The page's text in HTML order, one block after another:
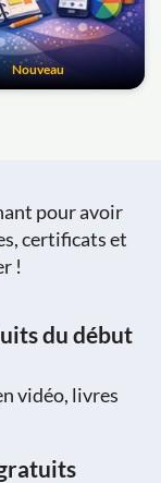
Nouveau
pour avoir
certificats et
!
du début
vidéo, livres